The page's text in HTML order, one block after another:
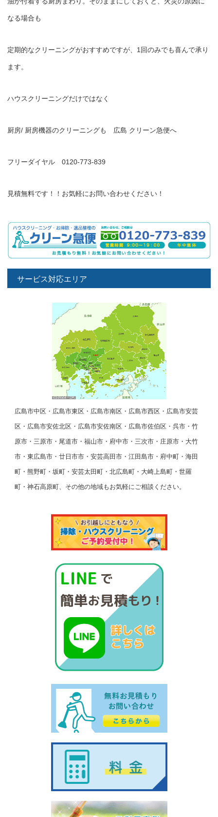
なる場合も
定期的なクリーニングがおすすめですが、1回のみでも喜んで承り
ます。
ハウスクリーニングだけではなく
厨房/ 厨房機器のクリーニングも 広島 クリーン急便へ
フリーダイヤル 0120-773-839
見積無料です！！お気軽にお問い合わせください！
サービス対応エリア
広島市中区・広島市東区・広島市南区・広島市西区・広島市安芸
区・広島市安佐北区・広島市安佐南区・広島市佐伯区・呉市・竹
原市・三原市・尾道市・福山市・府中市・三次市・庄原市・大竹
市・東広島市・廿日市市・安芸高田市・江田島市・府中町・海田
町・熊野町・坂町・安芸太田町・北広島町・大崎上島町・世羅
町・神石高原町、その他の地域もお気軽にご相談ください。